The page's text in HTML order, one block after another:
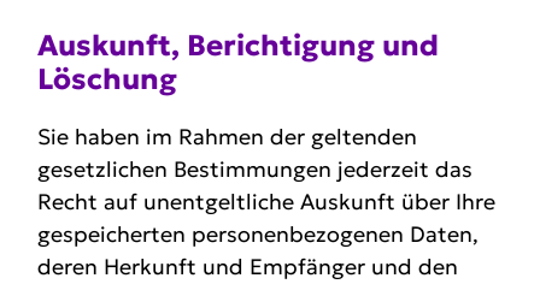
Auskunft, Berich­tigung und
Löschung
Sie haben im Rahmen der geltenden
gesetzlichen Bestimmungen jederzeit das
Recht auf unentgeltliche Auskunft über Ihre
gespeicherten personenbezogenen Daten,
deren Herkunft und Empfänger und den